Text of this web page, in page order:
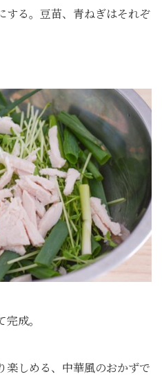
する。豆苗、青ねぎはそれぞ
成。
楽しめる、中華風のおかずで